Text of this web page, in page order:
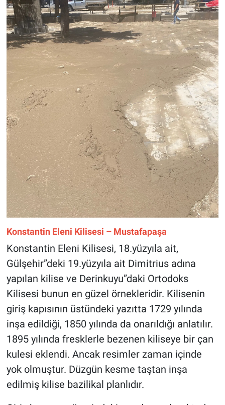
Konstantin Eleni Kilisesi – Mustafapaşa
Konstantin Eleni Kilisesi, 18.yüzyıla ait,
Gülşehir”deki 19.yüzyıla ait Dimitrius adına
yapılan kilise ve Derinkuyu”daki Ortodoks
Kilisesi bunun en güzel örnekleridir. Kilisenin
giriş kapısının üstündeki yazıtta 1729 yılında
inşa edildiği, 1850 yılında da onarıldığı anlatılır.
1895 yılında fresklerle bezenen kiliseye bir çan
kulesi eklendi. Ancak resimler zaman içinde
yok olmuştur. Düzgün kesme taştan inşa
edilmiş kilise bazilikal planlıdır.